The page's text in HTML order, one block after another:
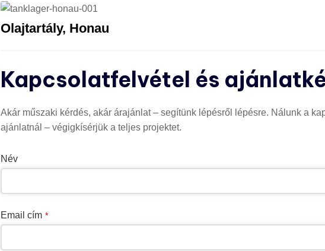
Olajtartály, Honau
Kapcsolatfelvétel és
Akár műszaki kérdés, akár árajánlat – segítünk lépésről lépésre. Nálunk a
ajánlatnál – végigkísérjük a teljes projektet.
Név
Email cím *